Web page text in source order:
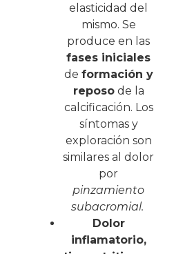
elasticidad del
mismo. Se
produce en las
fases iniciales
de formación y
reposode la
calcificación. Los
síntomas y
exploración son
similares al dolor
por
pinzamiento
subacromial.
Dolor
inflamatorio,